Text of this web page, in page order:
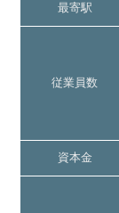
最寄駅
従業員数
資本金